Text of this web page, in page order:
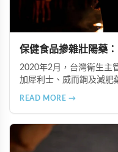
保健食品摻雜壯陽藥
2020年2月，台灣衛生主
加犀利士、威而鋼及減肥
READ MORE →